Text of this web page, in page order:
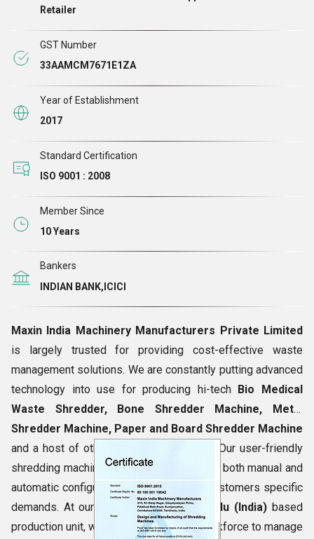
प्लास्टिक श्रेडर मशीन, इलेक्ट्रॉनिक वेस्ट श्रेडर, म्यूनिसिपल सॉलिड वेस्ट
हमारा हाई-टेक प्रोडक्शन प्लांट...
Retailer
GST Number
33AAMCM7671E1ZA
Year of Establishment
2017
Standard Certification
ISO 9001 : 2008
Member Since
10 Years
Bankers
INDIAN BANK,ICICI
Maxin India Machinery Manufacturers Private Limited
is largely trusted for providing cost-effective waste
management solutions. We are constantly putting advanced
technology into use for producing hi-tech
Bio Medical
Waste Shredder,
Bone Shredder Machine, Metal
Shredder Machine, Paper and Board Shredder Machine
and a host of other shredding machines. Our user-friendly
shredding machines series is designed in both manual and
automatic configurations as well as per customers specific
demands. At our
Coimbatore, Tamil Nadu (India) based
production unit, we have highly skilled workforce to manage